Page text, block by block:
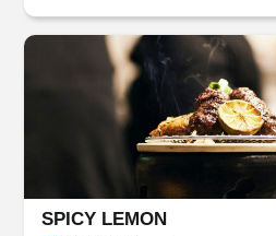
SPICY LEMON